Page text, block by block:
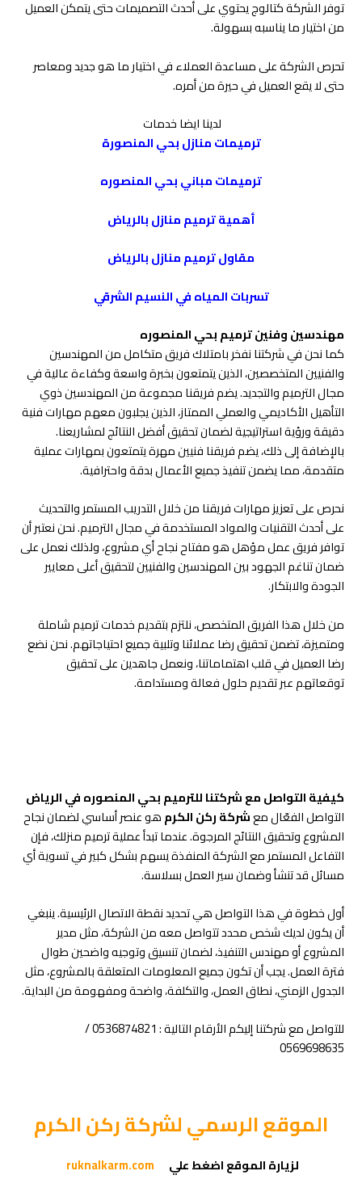
توفر الشركة كتالوج يحتوي على أحدث التصميمات حتى يتمكن العميل
من اختيار ما يناسبه بسهولة.
تحرص الشركة على مساعدة العملاء في اختيار ما هو جديد ومعاصر
حتى لا يقع العميل في حيرة من أمره.
لدينا ايضا خدمات
ترميمات منازل بحي المنصورة
ترميمات مباني بحي المنصوره
أهمية ترميم منازل بالرياض
مقاول ترميم منازل بالرياض
تسربات المياه في النسيم الشرقي
مهندسين وفنين ترميم بحي المنصوره
كما نحن في شركتنا نفخر بامتلاك فريق متكامل من المهندسين
والفنيين المتخصصين، الذين يتمتعون بخبرة واسعة وكفاءة عالية في
مجال الترميم والتجديد. يضم فريقنا مجموعة من المهندسين ذوي
التأهيل الأكاديمي والعملي الممتاز، الذين يجلبون معهم مهارات فنية
دقيقة ورؤية استراتيجية لضمان تحقيق أفضل النتائج لمشاريعنا.
بالإضافة إلى ذلك، يضم فريقنا فنيين مهرة يتمتعون بمهارات عملية
متقدمة، مما يضمن تنفيذ جميع الأعمال بدقة واحترافية.
نحرص على تعزيز مهارات فريقنا من خلال التدريب المستمر والتحديث
على أحدث التقنيات والمواد المستخدمة في مجال الترميم. نحن نعتبر أن
توافر فريق عمل مؤهل هو مفتاح نجاح أي مشروع، ولذلك نعمل على
ضمان تناغم الجهود بين المهندسين والفنيين لتحقيق أعلى معايير
الجودة والابتكار.
من خلال هذا الفريق المتخصص، نلتزم بتقديم خدمات ترميم شاملة
ومتميزة، تضمن تحقيق رضا عملائنا وتلبية جميع احتياجاتهم. نحن نضع
رضا العميل في قلب اهتماماتنا، ونعمل جاهدين على تحقيق
توقعاتهم عبر تقديم حلول فعالة ومستدامة.
كيفية التواصل مع شركتنا للترميم بحي المنصوره في الرياض
التواصل الفعّال معشركة ركن الكرمهو عنصر أساسي لضمان نجاح
المشروع وتحقيق النتائج المرجوة. عندما تبدأ عملية ترميم منزلك، فإن
التفاعل المستمر مع الشركة المنفذة يسهم بشكل كبير في تسوية أي
مسائل قد تنشأ وضمان سير العمل بسلاسة.
أول خطوة في هذا التواصل هي تحديد نقطة الاتصال الرئيسية. ينبغي
أن يكون لديك شخص محدد تتواصل معه من الشركة، مثل مدير
المشروع أو مهندس التنفيذ، لضمان تنسيق وتوجيه واضحين طوال
فترة العمل. يجب أن تكون جميع المعلومات المتعلقة بالمشروع، مثل
الجدول الزمني، نطاق العمل، والتكلفة، واضحة ومفهومة من البداية.
للتواصل مع شركتنا إليكم الأرقام التالية : 0536874821 /
0569698635
الموقع الرسمي لشركة ركن الكرم
لزيارة الموقع اضغط علي
ruknalkarm.com